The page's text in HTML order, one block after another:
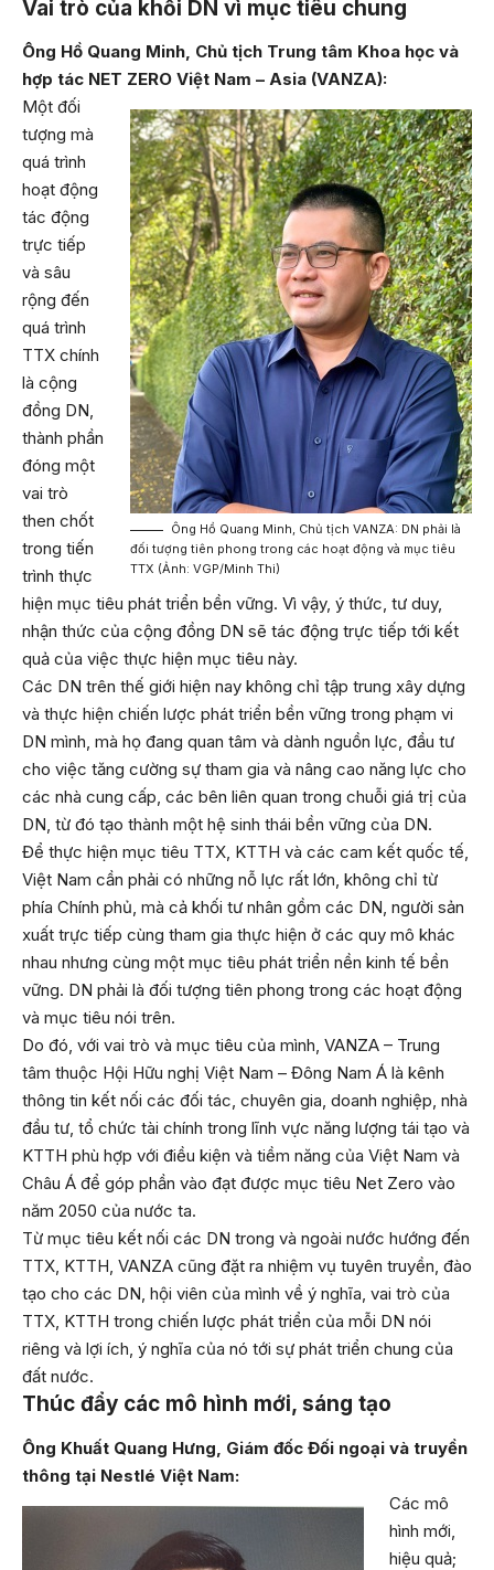
Vai trò của khối DN vì mục tiêu chung
Ông Hồ Quang Minh, Chủ tịch Trung tâm Khoa học và
hợp tác NET ZERO Việt Nam – Asia (VANZA):
Ông Hồ Quang Minh, Chủ tịch VANZA: DN phải là
đối tượng tiên phong trong các hoạt động và mục tiêu
TTX (Ảnh: VGP/Minh Thi)
Một đối
tượng mà
quá trình
hoạt động
tác động
trực tiếp
và sâu
rộng đến
quá trình
TTX chính
là cộng
đồng DN,
thành phần
đóng một
vai trò
then chốt
trong tiến
trình thực
hiện mục tiêu phát triển bền vững. Vì vậy, ý thức, tư duy,
nhận thức của cộng đồng DN sẽ tác động trực tiếp tới kết
quả của việc thực hiện mục tiêu này.
Các DN trên thế giới hiện nay không chỉ tập trung xây dựng
và thực hiện chiến lược phát triển bền vững trong phạm vi
DN mình, mà họ đang quan tâm và dành nguồn lực, đầu tư
cho việc tăng cường sự tham gia và nâng cao năng lực cho
các nhà cung cấp, các bên liên quan trong chuỗi giá trị của
DN, từ đó tạo thành một hệ sinh thái bền vững của DN.
Để thực hiện mục tiêu TTX, KTTH và các cam kết quốc tế,
Việt Nam cần phải có những nỗ lực rất lớn, không chỉ từ
phía Chính phủ, mà cả khối tư nhân gồm các DN, người sản
xuất trực tiếp cùng tham gia thực hiện ở các quy mô khác
nhau nhưng cùng một mục tiêu phát triển nền kinh tế bền
vững. DN phải là đối tượng tiên phong trong các hoạt động
và mục tiêu nói trên.
Do đó, với vai trò và mục tiêu của mình, VANZA – Trung
tâm thuộc Hội Hữu nghị Việt Nam – Đông Nam Á là kênh
thông tin kết nối các đối tác, chuyên gia, doanh nghiệp, nhà
đầu tư, tổ chức tài chính trong lĩnh vực năng lượng tái tạo và
KTTH phù hợp với điều kiện và tiềm năng của Việt Nam và
Châu Á để góp phần vào đạt được mục tiêu Net Zero vào
năm 2050 của nước ta.
Từ mục tiêu kết nối các DN trong và ngoài nước hướng đến
TTX, KTTH, VANZA cũng đặt ra nhiệm vụ tuyên truyền, đào
tạo cho các DN, hội viên của mình về ý nghĩa, vai trò của
TTX, KTTH trong chiến lược phát triển của mỗi DN nói
riêng và lợi ích, ý nghĩa của nó tới sự phát triển chung của
đất nước.
Thúc đẩy các mô hình mới, sáng tạo
Ông Khuất Quang Hưng, Giám đốc Đối ngoại và truyền
thông tại Nestlé Việt Nam:
Các mô
hình mới,
hiệu quả;